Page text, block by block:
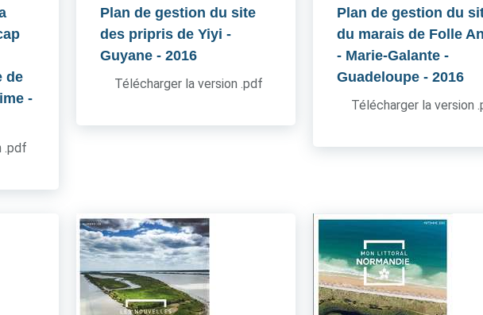
de
-
.pdf
Plan de gestion du site
des pripris de Yiyi -
Guyane - 2016
Télécharger la version .pdf
Plan de gestion du
du marais de Folle
- Marie-Galante -
Guadeloupe - 2016
Télécharger la version